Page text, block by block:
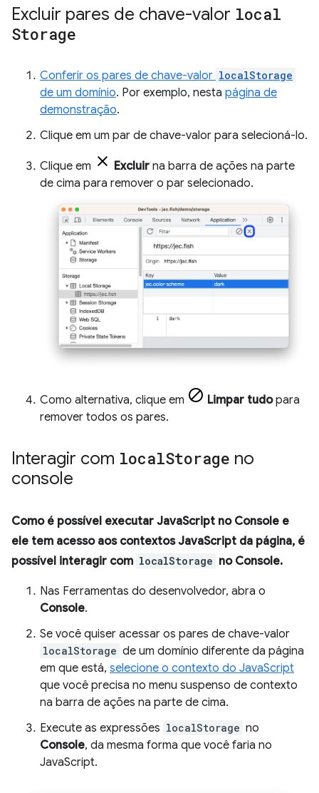
Excluir pares de chave-valor local
Storage
Conferir os pares de chave-valor localStorage
de um domínio. Por exemplo, nesta página de
demonstração.
Clique em um par de chave-valor para selecioná-lo.
Clique em Excluir na barra de ações na parte
de cima para remover o par selecionado.
Como alternativa, clique em Limpar tudopara
remover todos os pares.
Interagir com localStorage no
console
Como é possível executar JavaScript no Console e
ele tem acesso aos contextos JavaScript da página, é
possível interagir com localStorage no Console.
Nas Ferramentas do desenvolvedor, abra o
Console.
Se você quiser acessar os pares de chave-valor
localStorage de um domínio diferente da página
em que está, selecione o contexto do JavaScript
que você precisa no menu suspenso de contexto
na barra de ações na parte de cima.
Execute as expressões localStorage no
Console, da mesma forma que você faria no
JavaScript.